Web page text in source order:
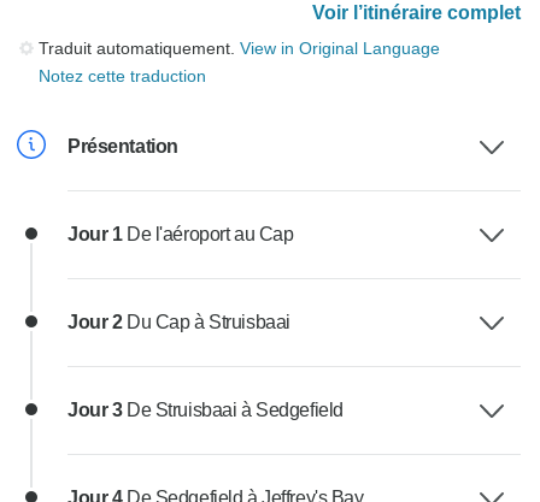
Voir l’itinéraire complet
Traduit automatiquement. View in Original Language
Notez cette traduction
Présentation
Jour 1 De l'aéroport au Cap
Jour 2 Du Cap à Struisbaai
Jour 3 De Struisbaai à Sedgefield